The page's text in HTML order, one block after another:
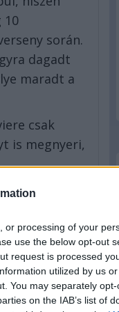
or processing of your
use the below opt-out
request is processed
utilized by us
You may separately
on the IAB’s list of
10
során.
dagadt
maradt a
csak
is megnyeri,
ugyanis
egy
az
elért
mint